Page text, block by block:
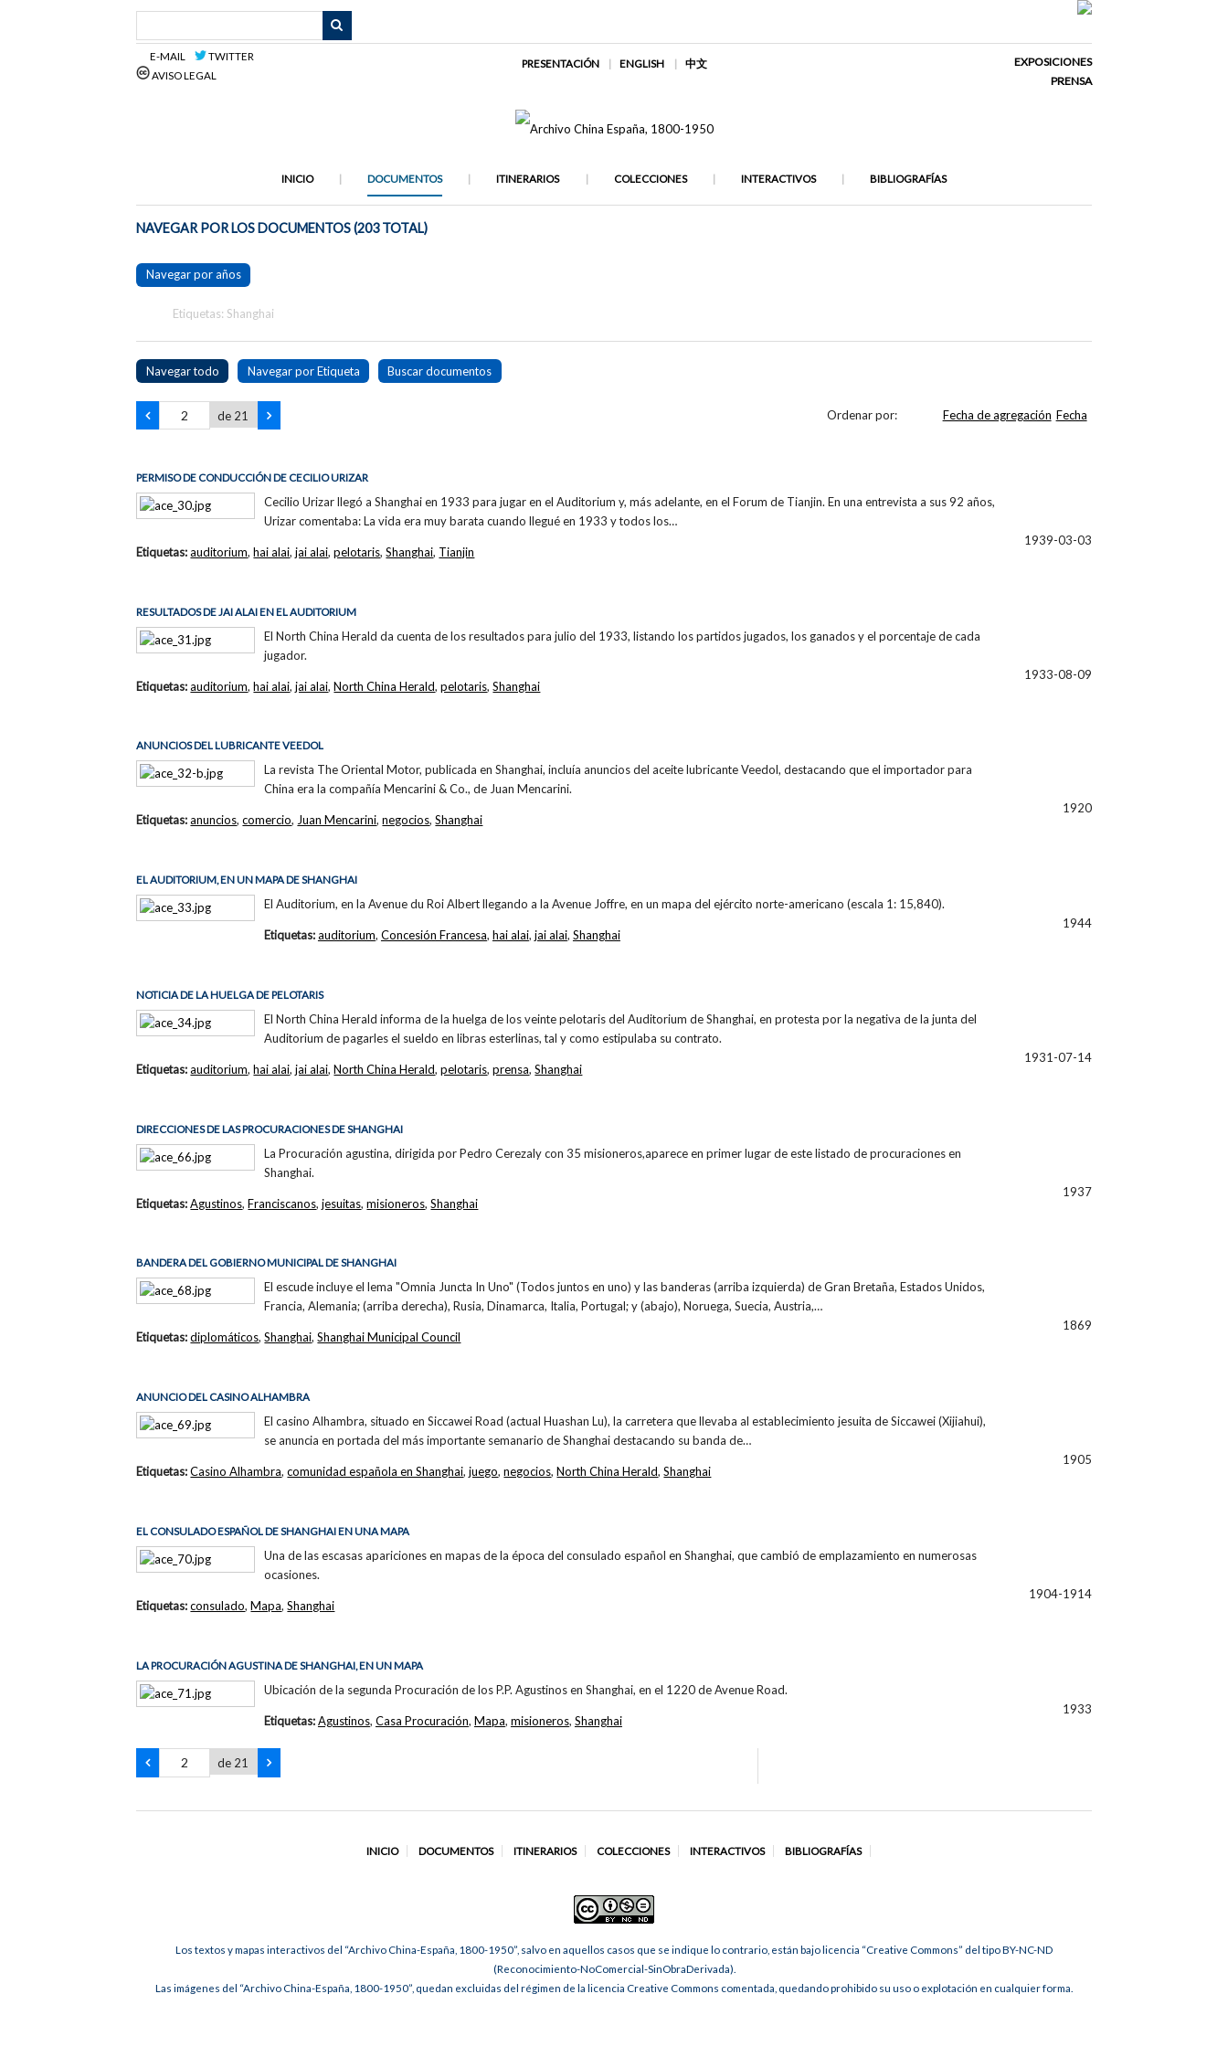
E-MAIL
TWITTER
AVISO LEGAL
PRESENTACIÓN ENGLISH 中文
EXPOSICIONES
PRENSA
INICIO DOCUMENTOS ITINERARIOS COLECCIONES INTERACTIVOS BIBLIOGRAFÍAS
NAVEGAR POR LOS DOCUMENTOS (203 TOTAL)
Navegar por años
Etiquetas: Shanghai
Navegar todo Navegar por Etiqueta Buscar documentos
de 21 Ordenar por: Fecha de agregación Fecha
PERMISO DE CONDUCCIÓN DE CECILIO URIZAR
Cecilio Urizar llegó a Shanghai en 1933 para jugar en el Auditorium y, más adelante, en el Forum de Tianjin. En una entrevista a sus 92 años,
Urizar comentaba: La vida era muy barata cuando llegué en 1933 y todos los…
1939-03-03
Etiquetas:auditorium,hai alai,jai alai,pelotaris,Shanghai, Tianjin
RESULTADOS DE JAI ALAI EN EL AUDITORIUM
El North China Herald da cuenta de los resultados para julio del 1933, listando los partidos jugados, los ganados y el porcentaje de cada
jugador.
1933-08-09
Etiquetas:auditorium,hai alai,jai alai,North China Herald,pelotaris,Shanghai
ANUNCIOS DEL LUBRICANTE VEEDOL
La revista The Oriental Motor, publicada en Shanghai, incluía anuncios del aceite lubricante Veedol, destacando que el importador para
China era la compañía Mencarini & Co., de Juan Mencarini.
1920
Etiquetas:anuncios,comercio, Juan Mencarini,negocios,Shanghai
EL AUDITORIUM, EN UN MAPA DE SHANGHAI
El Auditorium, en la Avenue du Roi Albert llegando a la Avenue Joffre, en un mapa del ejército norte-americano (escala 1: 15,840).
1944
Etiquetas:auditorium, Concesión Francesa, hai alai, jai alai, Shanghai
NOTICIA DE LA HUELGA DE PELOTARIS
El North China Herald informa de la huelga de los veinte pelotaris del Auditorium de Shanghai, en protesta por la negativa de la junta del
Auditorium de pagarles el sueldo en libras esterlinas, tal y como estipulaba su contrato.
1931-07-14
Etiquetas:auditorium,hai alai,jai alai,North China Herald,pelotaris,prensa,Shanghai
DIRECCIONES DE LAS PROCURACIONES DE SHANGHAI
La Procuración agustina, dirigida por Pedro Cerezaly con 35 misioneros,aparece en primer lugar de este listado de procuraciones en
Shanghai.
1937
Etiquetas:Agustinos,Franciscanos,jesuitas,misioneros,Shanghai
BANDERA DEL GOBIERNO MUNICIPAL DE SHANGHAI
El escude incluye el lema "Omnia Juncta In Uno" (Todos juntos en uno) y las banderas (arriba izquierda) de Gran Bretaña, Estados Unidos,
Francia, Alemania; (arriba derecha), Rusia, Dinamarca, Italia, Portugal; y (abajo), Noruega, Suecia, Austria,…
1869
Etiquetas:diplomáticos,Shanghai,Shanghai Municipal Council
ANUNCIO DEL CASINO ALHAMBRA
El casino Alhambra, situado en Siccawei Road (actual Huashan Lu), la carretera que llevaba al establecimiento jesuita de Siccawei (Xijiahui),
se anuncia en portada del más importante semanario de Shanghai destacando su banda de…
1905
Etiquetas:Casino Alhambra,comunidad española en Shanghai,juego,negocios,North China Herald,Shanghai
EL CONSULADO ESPAÑOL DE SHANGHAI EN UNA MAPA
Una de las escasas apariciones en mapas de la época del consulado español en Shanghai, que cambió de emplazamiento en numerosas
ocasiones.
1904-1914
Etiquetas:consulado,Mapa,Shanghai
LA PROCURACIÓN AGUSTINA DE SHANGHAI, EN UN MAPA
Ubicación de la segunda Procuración de los P.P. Agustinos en Shanghai, en el 1220 de Avenue Road.
1933
Etiquetas:Agustinos, Casa Procuración, Mapa, misioneros, Shanghai
de 21
INICIO DOCUMENTOS ITINERARIOS COLECCIONES INTERACTIVOS BIBLIOGRAFÍAS
Los textos y mapas interactivos del “Archivo China-España, 1800-1950”, salvo en aquellos casos que se indique lo contrario, están bajo licencia “Creative Commons” del tipo BY-NC-ND
(Reconocimiento-NoComercial-SinObraDerivada).
Las imágenes del “Archivo China-España, 1800-1950”, quedan excluidas del régimen de la licencia Creative Commons comentada, quedando prohibido su uso o explotación en cualquier forma.